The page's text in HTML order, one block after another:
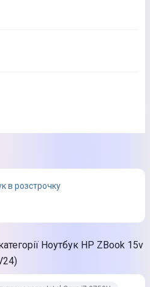
в розстрочку
Ноутбук HP ZBook 15v